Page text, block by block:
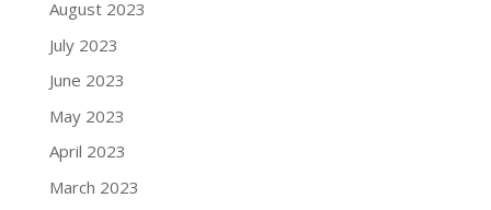
August 2023
July 2023
June 2023
May 2023
April 2023
March 2023